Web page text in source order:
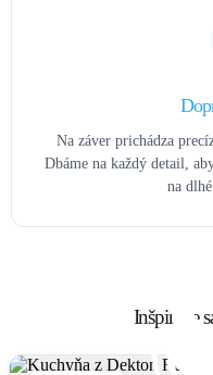
Na záver prichádza
Dbáme na každý detail,
na
Inšpirujte